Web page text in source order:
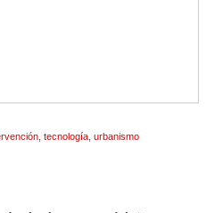
tecnología urbanismo